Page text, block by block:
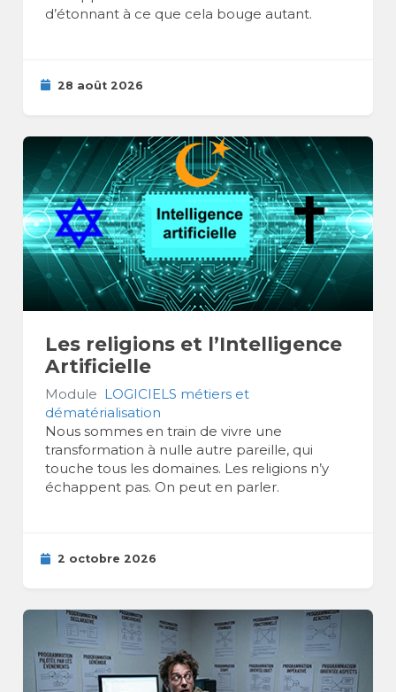
d’étonnant à ce que cela bouge autant.
28 août 2026
Les religions et l’Intelligence
Artificielle
Module LOGICIELS métiers et
dématérialisation
Nous sommes en train de vivre une
transformation à nulle autre pareille, qui
touche tous les domaines. Les religions n’y
échappent pas. On peut en parler.
2 octobre 2026